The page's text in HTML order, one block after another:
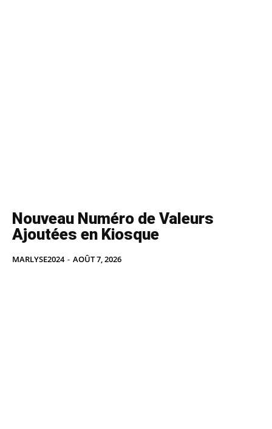
Nouveau Numéro de Valeurs
Ajoutées en Kiosque
MARLYSE2024 - AOÛT 7, 2026